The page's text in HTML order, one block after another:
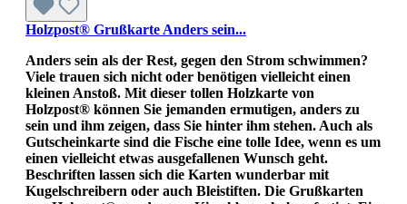
Holzpost® Grußkarte Anders sein...
Anders sein als der Rest, gegen den Strom schwimmen?
Viele trauen sich nicht oder benötigen vielleicht einen
kleinen Anstoß. Mit dieser tollen Holzkarte von
Holzpost® können Sie jemanden ermutigen, anders zu
sein und ihm zeigen, dass Sie hinter ihm stehen. Auch als
Gutscheinkarte sind die Fische eine tolle Idee, wenn es um
einen vielleicht etwas ausgefallenen Wunsch geht.
Beschriften lassen sich die Karten wunderbar mit
Kugelschreibern oder auch Bleistiften. Die Grußkarten